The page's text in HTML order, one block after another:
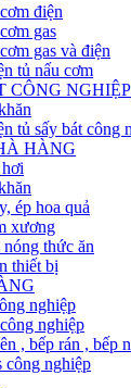
điện
gas
gas và điện
tủ nấu cơm
CÔNG NGHIỆP
tủ sấy bát công
HÀNG
ép hoa quả
xương
thức ăn
thiết bị
nghiệp
nghiệp
, bếp rán , bếp
công nghiệp